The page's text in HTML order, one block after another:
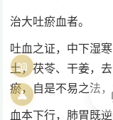
治大吐瘀血者。
吐血之证，中下湿
土，茯苓、干姜，
瘀，自是不易之法
血本下行，肺胃既
📖
🧘